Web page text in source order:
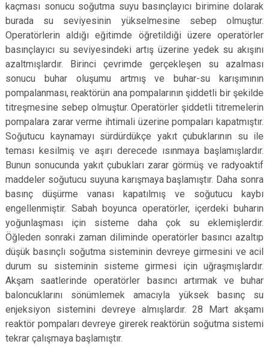
kaçması sonucu soğutma suyu basınçlayıcı birimine dolarak
burada su seviyesinin yükselmesine sebep olmuştur.
Operatörlerin aldığı eğitimde öğretildiği üzere operatörler
basınçlayıcı su seviyesindeki artış üzerine yedek su akışını
azaltmışlardır. Birinci çevrimde gerçekleşen su azalması
sonucu buhar oluşumu artmış ve buhar-su karışımının
pompalanması, reaktörün ana pompalarının şiddetli bir şekilde
titreşmesine sebep olmuştur. Operatörler şiddetli titremelerin
pompalara zarar verme ihtimali üzerine pompaları kapatmıştır.
Soğutucu kaynamayı sürdürdükçe yakıt çubuklarının su ile
teması kesilmiş ve aşırı derecede ısınmaya başlamışlardır.
Bunun sonucunda yakıt çubukları zarar görmüş ve radyoaktif
maddeler soğutucu suyuna karışmaya başlamıştır. Daha sonra
basınç düşürme vanası kapatılmış ve soğutucu kaybı
engellenmiştir. Sabah boyunca operatörler, içerdeki buharın
yoğunlaşması için sisteme daha çok su eklemişlerdir.
Öğleden sonraki zaman diliminde operatörler basıncı azaltıp
düşük basınçlı soğutma sisteminin devreye girmesini ve acil
durum su sisteminin sisteme girmesi için uğraşmışlardır.
Akşam saatlerinde operatörler basıncı artırmak ve buhar
baloncuklarını sönümlemek amacıyla yüksek basınç su
enjeksiyon sistemini devreye almışlardır. 28 Mart akşamı
reaktör pompaları devreye girerek reaktörün soğutma sistemi
tekrar çalışmaya başlamıştır.